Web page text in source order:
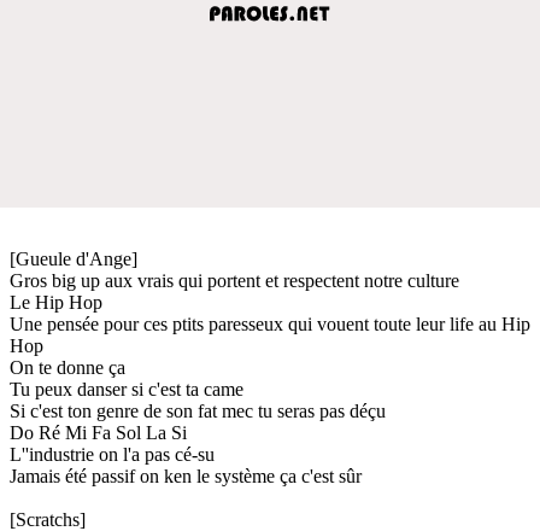
[Gueule d'Ange]
Gros big up aux vrais qui portent et respectent notre culture
Le Hip Hop
Une pensée pour ces ptits paresseux qui vouent toute leur life au Hip
Hop
On te donne ça
Tu peux danser si c'est ta came
Si c'est ton genre de son fat mec tu seras pas déçu
Do Ré Mi Fa Sol La Si
L''industrie on l'a pas cé-su
Jamais été passif on ken le système ça c'est sûr
[Scratchs]